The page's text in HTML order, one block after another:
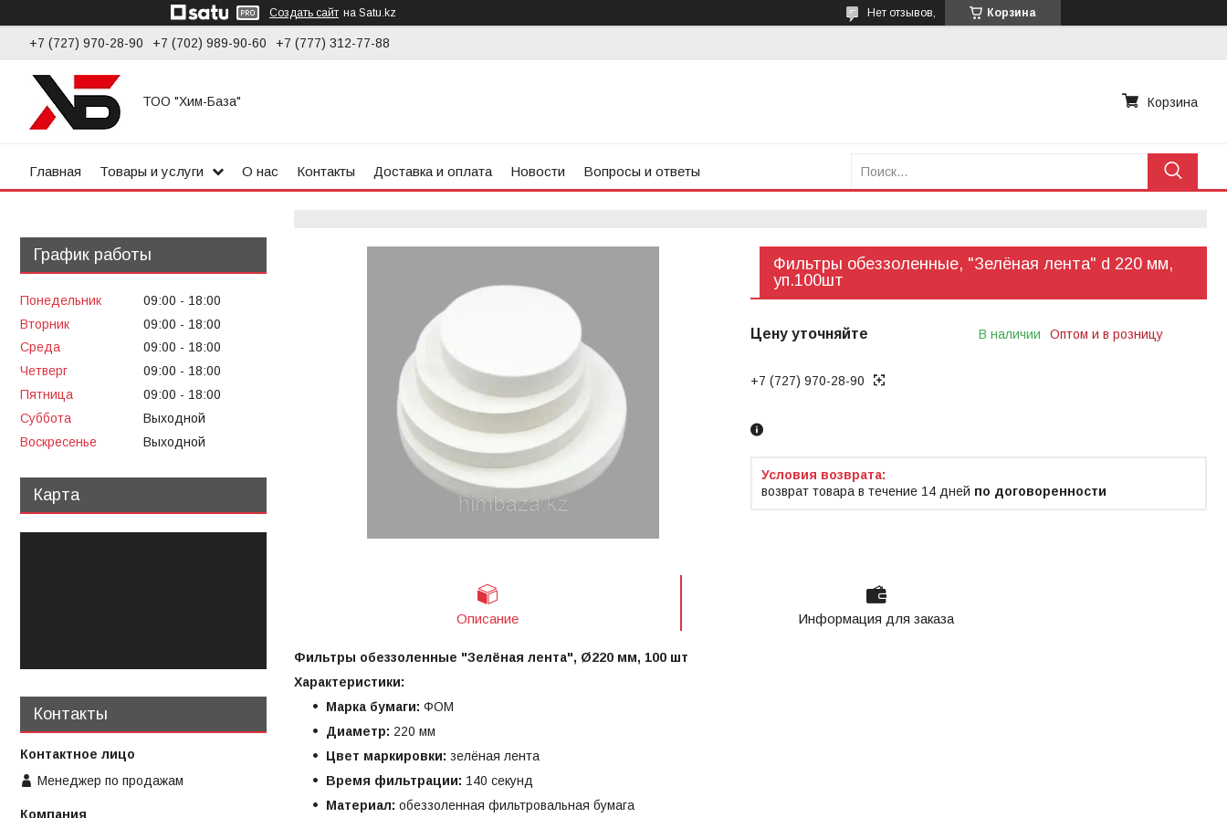
Создать сайт на Satu.kz Корзина
Нет отзывов,
+7 (727) 970-28-90 +7 (702) 989-90-60 +7 (777) 312-77-88
ТОО "Хим-База" Корзина
Главная Товары и услуги О нас Контакты Доставка и оплата Новости Вопросы и ответы
Фильтры обеззоленные, "Зелёная лента" d 220 мм,
уп.100шт
Цену уточняйте В наличии Оптом и в розницу
+7 (727) 970-28-90
возврат товара в течение 14 дней по договоренности
Описание Информация для заказа
Фильтры обеззоленные "Зелёная лента", Ø220 мм, 100 шт
Характеристики:
Марка бумаги: ФОМ
Диаметр: 220 мм
Цвет маркировки: зелёная лента
Время фильтрации: 140 секунд
Материал: обеззоленная фильтровальная бумага
График работы
Понедельник 09:00
18:00
Вторник
09:00
18:00
Среда
09:00
18:00
Четверг
09:00
18:00
Пятница
09:00
18:00
Суббота
Выходной
Воскресенье
Выходной
Карта
Контакты
Менеджер по продажам